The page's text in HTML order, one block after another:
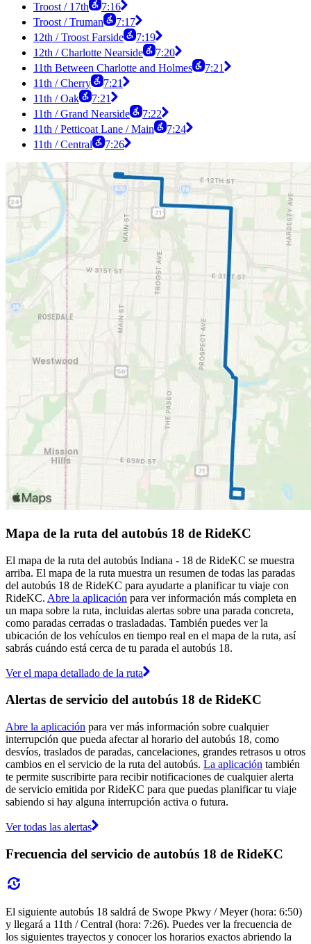
Troost / 17th
7:16
Troost / Truman
7:17
12th / Troost Farside
7:19
12th / Charlotte Nearside
7:20
11th Between Charlotte and Holmes
7:21
11th / Cherry
7:21
11th / Oak
7:21
11th / Grand Nearside
7:22
11th / Petticoat Lane / Main
7:24
11th / Central
7:26
Mapa de la ruta del autobús 18 de RideKC
El mapa de la ruta del autobús Indiana - 18 de RideKC se muestra
arriba. El mapa de la ruta muestra un resumen de todas las paradas
del autobús 18 de RideKC para ayudarte a planificar tu viaje con
RideKC. Abre la aplicación para ver información más completa en
un mapa sobre la ruta, incluidas alertas sobre una parada concreta,
como paradas cerradas o trasladadas. También puedes ver la
ubicación de los vehículos en tiempo real en el mapa de la ruta, así
sabrás cuándo está cerca de tu parada el autobús 18.
Ver el mapa detallado de la ruta
Alertas de servicio del autobús 18 de RideKC
Abre la aplicación para ver más información sobre cualquier
interrupción que pueda afectar al horario del autobús 18, como
desvíos, traslados de paradas, cancelaciones, grandes retrasos u otros
cambios en el servicio de la ruta del autobús. La aplicación también
te permite suscribirte para recibir notificaciones de cualquier alerta
de servicio emitida por RideKC para que puedas planificar tu viaje
sabiendo si hay alguna interrupción activa o futura.
Ver todas las alertas
Frecuencia del servicio de autobús 18 de RideKC
El siguiente autobús 18 saldrá de Swope Pkwy / Meyer (hora: 6:50)
y llegará a 11th / Central (hora: 7:26). Puedes ver la frecuencia de
los siguientes trayectos y conocer los horarios exactos abriendo la